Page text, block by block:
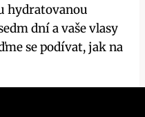
hydratovanou
dní a vaše vlasy
se podívat, jak na